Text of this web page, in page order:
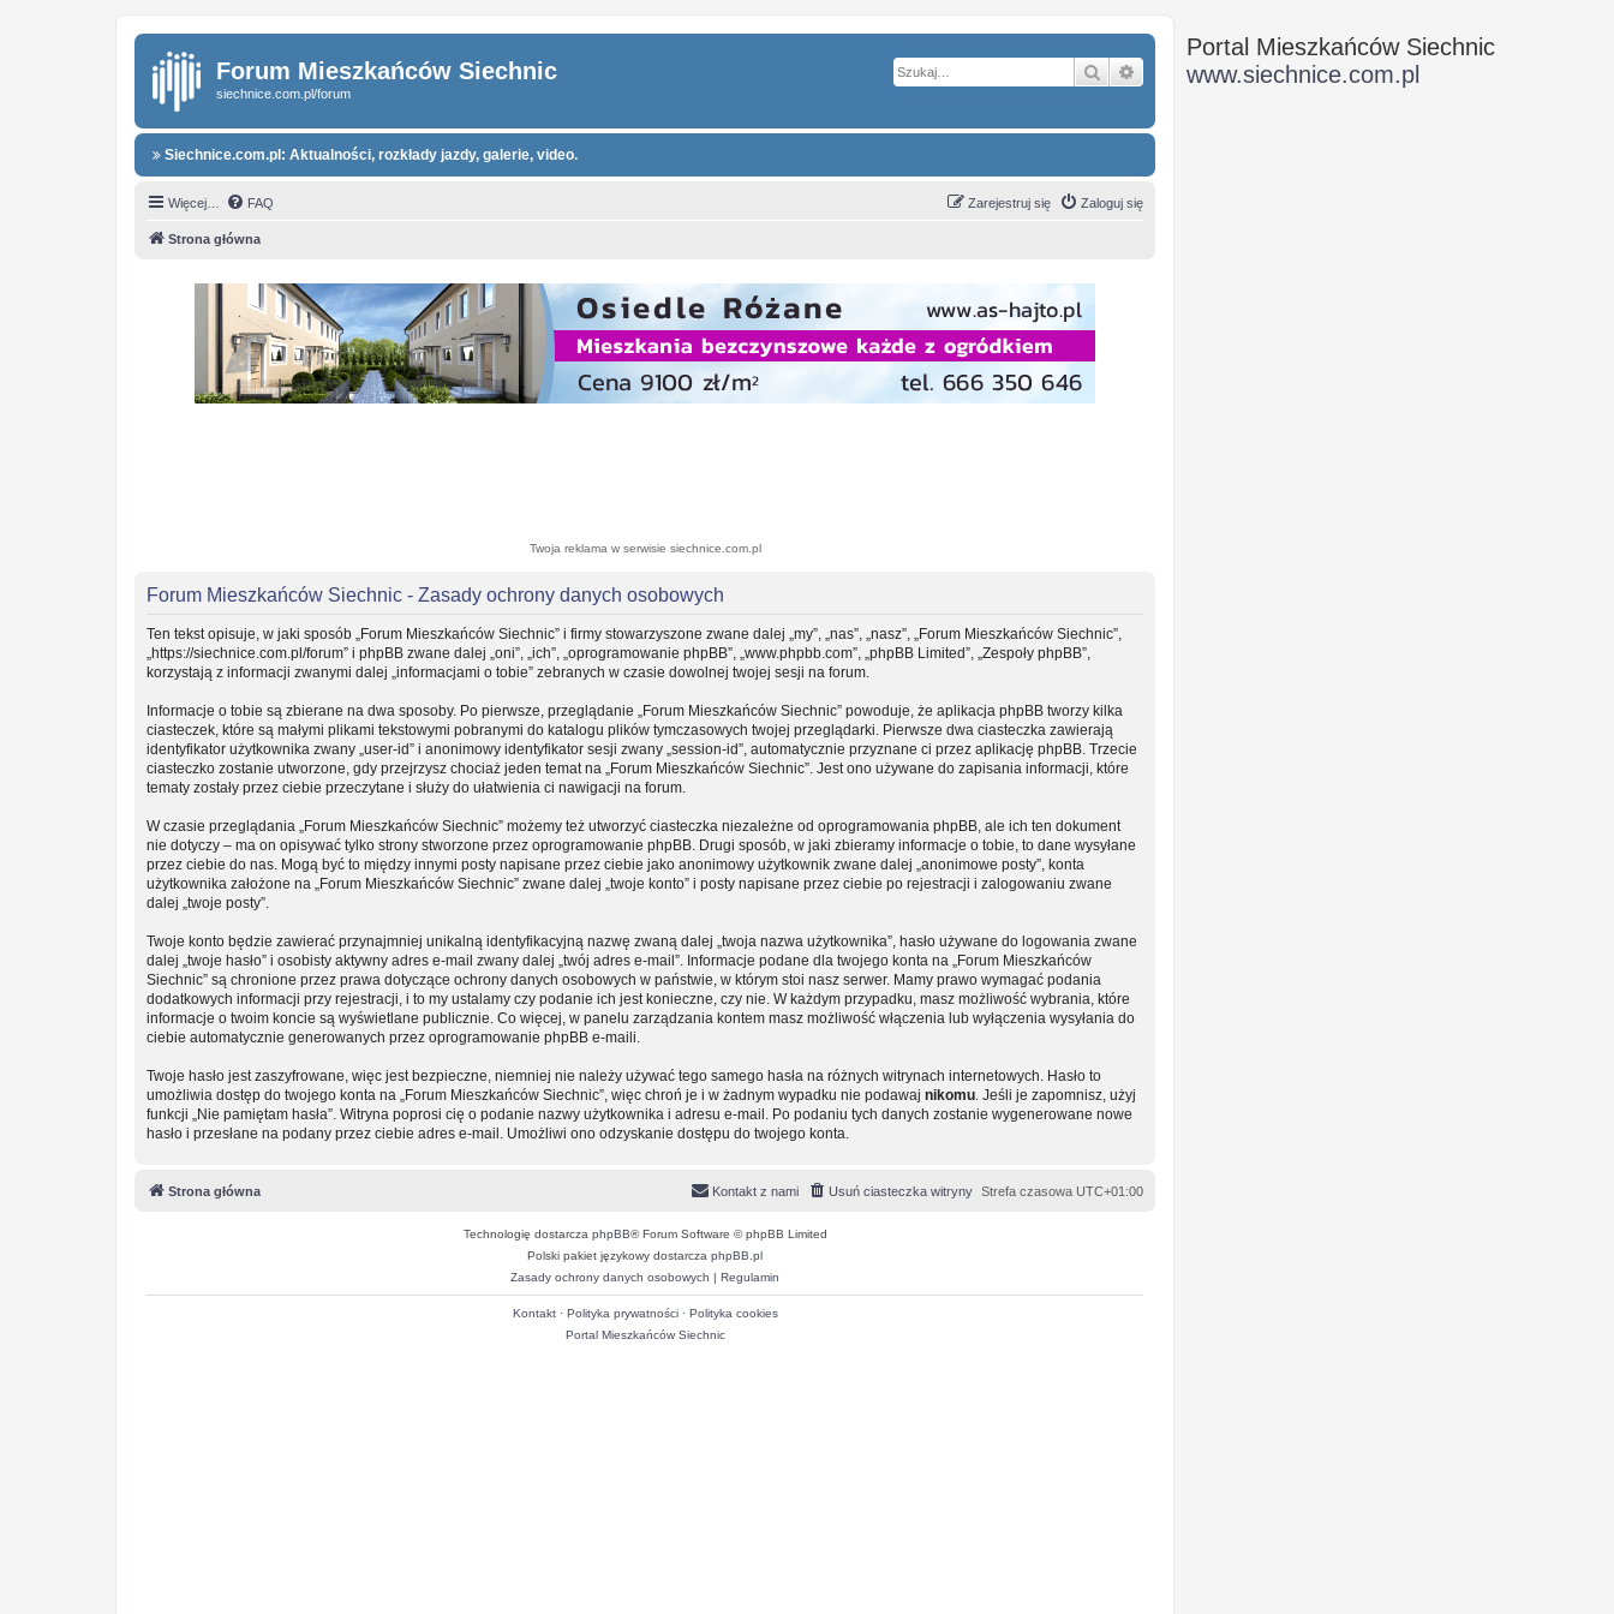
Forum Mieszkańców Siechnic
siechnice.com.pl/forum
Szukaj Wyszukiwanie zaawansowane
Siechnice.com.pl: Aktualności, rozkłady jazdy, galerie, video.
Więcej… FAQ Zaloguj się
Zarejestruj się
Strona główna
Twoja reklama w serwisie siechnice.com.pl
Forum Mieszkańców Siechnic - Zasady ochrony danych osobowych
Ten tekst opisuje, w jaki sposób „Forum Mieszkańców Siechnic” i firmy stowarzyszone zwane dalej „my”, „nas”, „nasz”, „Forum Mieszkańców Siechnic”,
„https://siechnice.com.pl/forum” i phpBB zwane dalej „oni”, „ich”, „oprogramowanie phpBB”, „www.phpbb.com”, „phpBB Limited”, „Zespoły phpBB”,
korzystają z informacji zwanymi dalej „informacjami o tobie” zebranych w czasie dowolnej twojej sesji na forum.
Informacje o tobie są zbierane na dwa sposoby. Po pierwsze, przeglądanie „Forum Mieszkańców Siechnic” powoduje, że aplikacja phpBB tworzy kilka
ciasteczek, które są małymi plikami tekstowymi pobranymi do katalogu plików tymczasowych twojej przeglądarki. Pierwsze dwa ciasteczka zawierają
identyfikator użytkownika zwany „user-id” i anonimowy identyfikator sesji zwany „session-id”, automatycznie przyznane ci przez aplikację phpBB. Trzecie
ciasteczko zostanie utworzone, gdy przejrzysz chociaż jeden temat na „Forum Mieszkańców Siechnic”. Jest ono używane do zapisania informacji, które
tematy zostały przez ciebie przeczytane i służy do ułatwienia ci nawigacji na forum.
W czasie przeglądania „Forum Mieszkańców Siechnic” możemy też utworzyć ciasteczka niezależne od oprogramowania phpBB, ale ich ten dokument
nie dotyczy – ma on opisywać tylko strony stworzone przez oprogramowanie phpBB. Drugi sposób, w jaki zbieramy informacje o tobie, to dane wysyłane
przez ciebie do nas. Mogą być to między innymi posty napisane przez ciebie jako anonimowy użytkownik zwane dalej „anonimowe posty”, konta
użytkownika założone na „Forum Mieszkańców Siechnic” zwane dalej „twoje konto” i posty napisane przez ciebie po rejestracji i zalogowaniu zwane
dalej „twoje posty”.
Twoje konto będzie zawierać przynajmniej unikalną identyfikacyjną nazwę zwaną dalej „twoja nazwa użytkownika”, hasło używane do logowania zwane
dalej „twoje hasło” i osobisty aktywny adres e-mail zwany dalej „twój adres e-mail”. Informacje podane dla twojego konta na „Forum Mieszkańców
Siechnic” są chronione przez prawa dotyczące ochrony danych osobowych w państwie, w którym stoi nasz serwer. Mamy prawo wymagać podania
dodatkowych informacji przy rejestracji, i to my ustalamy czy podanie ich jest konieczne, czy nie. W każdym przypadku, masz możliwość wybrania, które
informacje o twoim koncie są wyświetlane publicznie. Co więcej, w panelu zarządzania kontem masz możliwość włączenia lub wyłączenia wysyłania do
ciebie automatycznie generowanych przez oprogramowanie phpBB e-maili.
Twoje hasło jest zaszyfrowane, więc jest bezpieczne, niemniej nie należy używać tego samego hasła na różnych witrynach internetowych. Hasło to
umożliwia dostęp do twojego konta na „Forum Mieszkańców Siechnic”, więc chroń je i w żadnym wypadku nie podawaj nikomu . Jeśli je zapomnisz, użyj
funkcji „Nie pamiętam hasła”. Witryna poprosi cię o podanie nazwy użytkownika i adresu e-mail. Po podaniu tych danych zostanie wygenerowane nowe
hasło i przesłane na podany przez ciebie adres e-mail. Umożliwi ono odzyskanie dostępu do twojego konta.
Strona główna Strefa czasowa UTC+01:00
Usuń ciasteczka witryny
Kontakt z nami
Technologię dostarcza phpBB® Forum Software © phpBB Limited
Polski pakiet językowy dostarcza phpBB.pl
Zasady ochrony danych osobowych | Regulamin
Kontakt· Polityka prywatności· Polityka cookies
Portal Mieszkańców Siechnic
Portal Mieszkańców Siechnic
www.siechnice.com.pl